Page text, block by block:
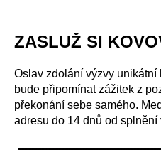
ZASLUŽ SI
Oslav zdolání výzvy unikátní
bude připomínat zážitek z
překonání sebe samého.
adresu do 14 dnů od splnění